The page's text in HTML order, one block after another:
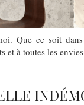
Que ce soit
et à toutes les